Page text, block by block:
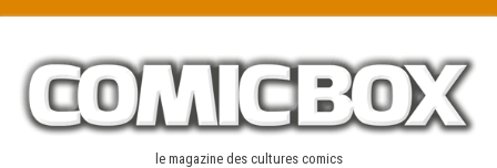
content
le magazine des cultures comics